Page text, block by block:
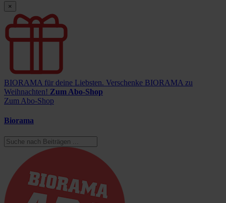
×
BIORAMA für deine Liebsten. Verschenke BIORAMA zu
Weihnachten! Zum Abo-Shop
Zum Abo-Shop
Biorama